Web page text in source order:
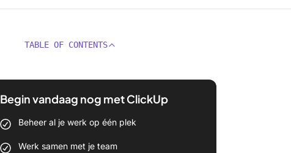
TABLE OF CONTENTS
Begin vandaag nog met ClickUp
Beheer al je werk op één plek
Werk samen met je team